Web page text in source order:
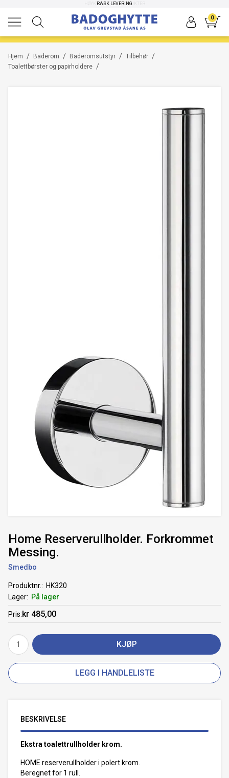
RASK LEVERING
HØYKVALITETS PRODUKTER
0
/
Hjem /
Baderom /
Baderomsutstyr /
Tilbehør
/
Toalettbørster og papirholdere
Home Reserverullholder. Forkrommet
Messing.
Smedbo
Produktnr.
HK320
Lager
På lager
Pris kr 485,00
KJØP
LEGG I HANDLELISTE
BESKRIVELSE
Ekstra toalettrullholder krom.
HOME reserverullholder i polert krom.
Beregnet for 1 rull.
-30%